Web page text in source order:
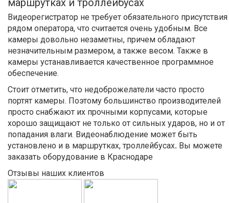
маршрутках и троллейбусах
Видеорегистратор не требует обязательного присутствия
рядом оператора, что считается очень удобным. Все
камеры довольно незаметны, причем обладают
незначительным размером, а также весом. Также в
камеры устанавливается качественное программное
обеспечение.
Стоит отметить, что недоброжелатели часто просто
портят камеры. Поэтому большинство производителей
просто снабжают их прочными корпусами, которые
хорошо защищают не только от сильных ударов, но и от
попадания влаги. Видеонаблюдение может быть
установлено и в маршрутках, троллейбусах. Вы можете
заказать оборудование в Краснодаре
Отзывы наших клиентов